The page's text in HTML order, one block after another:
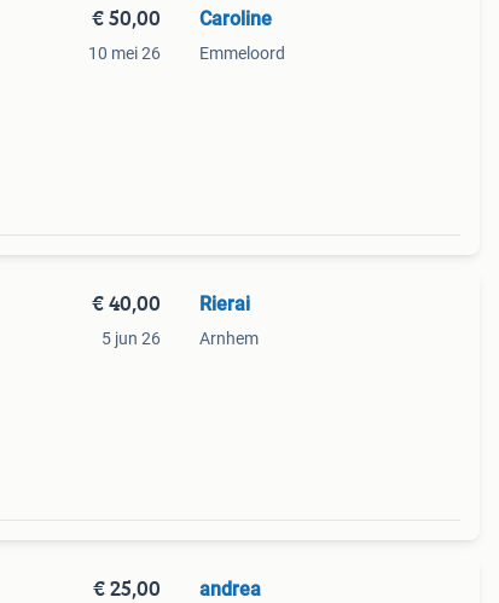
€ 50,00
10 mei 26
Caroline
Emmeloord
€ 40,00
5 jun 26
Rierai
Arnhem
€ 25,00 andrea